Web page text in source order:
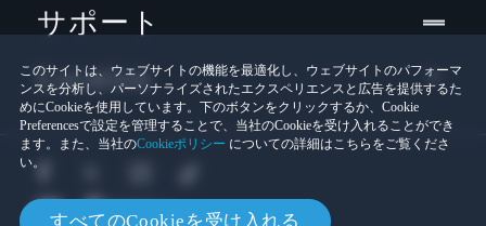
このサイトは、ウェブサイトの機能を最適化し、ウェブサイトのパフォーマ
ンスを分析し、パーソナライズされたエクスペリエンスと広告を提供するた
めにCookieを使用しています。下のボタンをクリックするか、Cookie
Preferencesで設定を管理することで、当社のCookieを受け入れることができ
ます。また、当社のCookieポリシー についての詳細はこちらをご覧くださ
い。
すべてのCookieを受け入れる
サポート
Location